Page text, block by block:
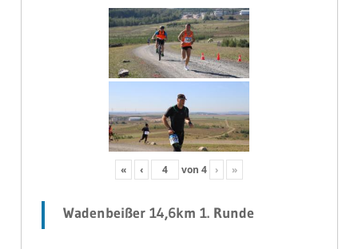
« ‹ von 4 › »
Wadenbeißer 14,6km 1. Runde